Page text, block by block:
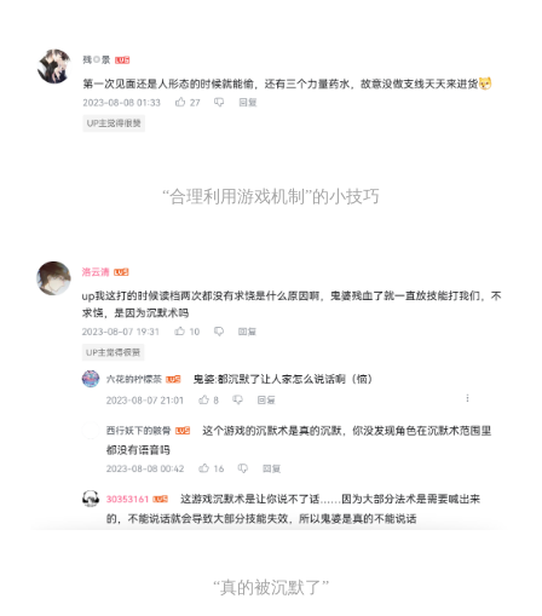
“合理利用游戏机制”的小技巧
“真的被沉默了”